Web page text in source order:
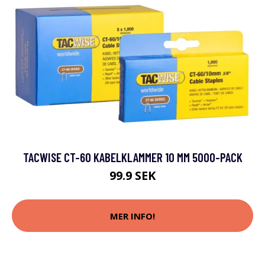
TACWISE CT-60 KABELKLAMMER 10 MM 5000-PACK
99.9 SEK
MER INFO!